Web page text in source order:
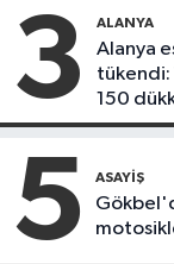
3 ALANYA
Alanya
tükendi:
150
kapandı
5 ASAYIŞ